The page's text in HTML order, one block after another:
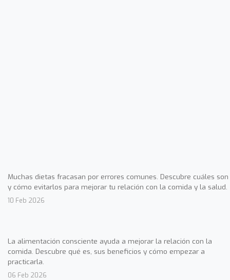
Muchas dietas fracasan por errores comunes. Descubre cuáles son
y cómo evitarlos para mejorar tu relación con la comida y la salud.
10 Feb 2026
La alimentación consciente ayuda a mejorar la relación con la
comida. Descubre qué es, sus beneficios y cómo empezar a
practicarla.
06 Feb 2026